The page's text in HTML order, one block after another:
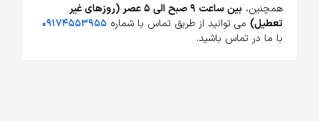
همچنین،
بین ساعت ۹ صبح الی ۵ عصر (روزهای غیر
تعطیل) می توانید از طریق تماس با شماره ۰۹۱۷۴۵۵۳۹۵۵
با ما در تماس باشید.